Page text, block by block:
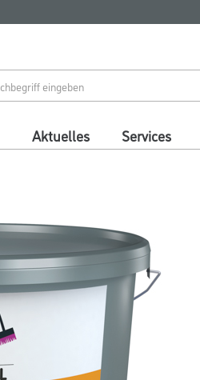
Aktuelles Services